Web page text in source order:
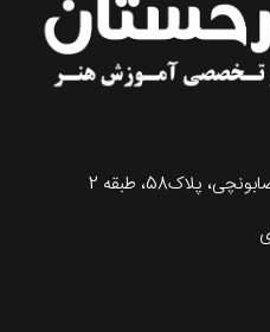
پلاک58، طبقه 2